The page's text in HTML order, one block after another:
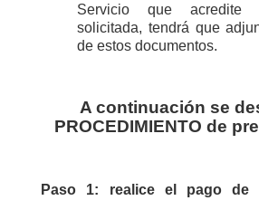
Servicio que acredite
solicitada, tendrá que
de estos documentos.
A continuación se
PROCEDIMIENTO de
Paso 1: realice el pago de